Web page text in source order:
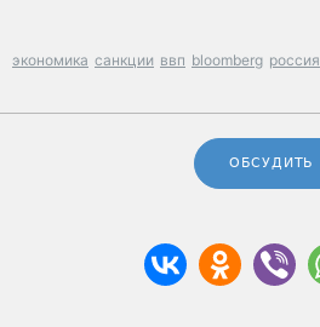
экономика санкции ввп bloomberg россия
ОБСУДИТЬ